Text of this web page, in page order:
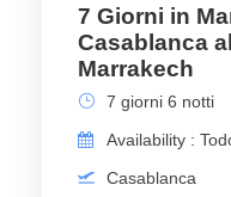
7 Giorni in
Casablanca
Marrakech
7 giorni 6 notti
Availability :
Casablanca